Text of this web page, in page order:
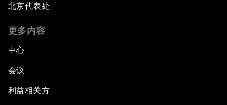
北京代表处
更多内容
中心
会议
利益相关方